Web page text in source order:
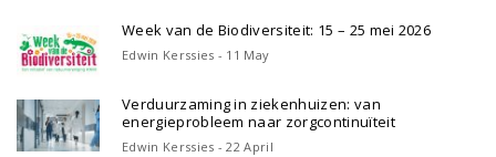
Week van de Biodiversiteit: 15 – 25 mei 2026
Edwin Kerssies - 11 May
Verduurzaming in ziekenhuizen: van
energieprobleem naar zorgcontinuïteit
Edwin Kerssies - 22 April